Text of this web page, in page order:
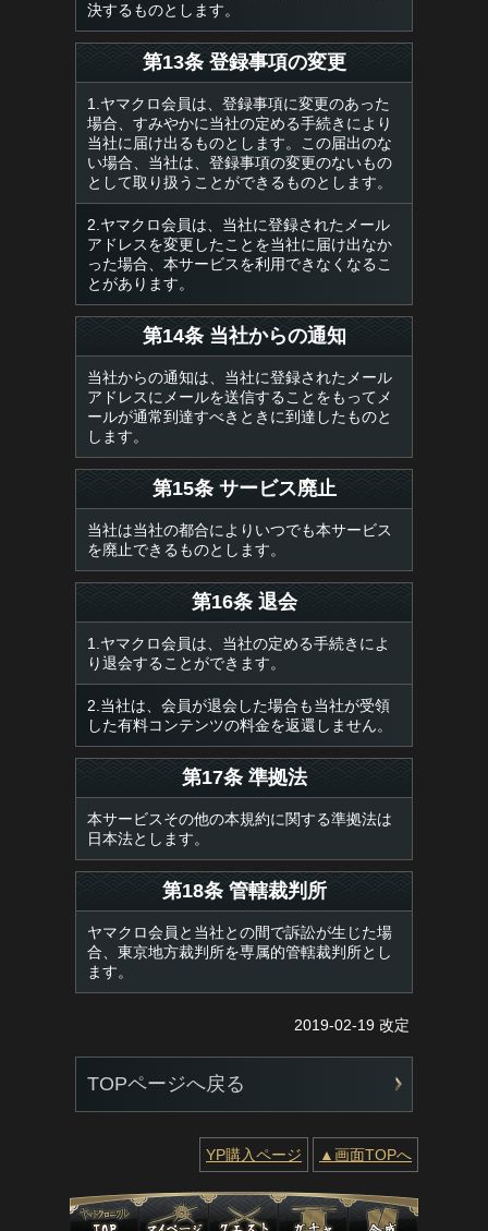
決するものとします。
第13条 登録事項の変更
1.ヤマクロ会員は、登録事項に変更のあった
場合、すみやかに当社の定める手続きにより
当社に届け出るものとします。この届出のな
い場合、当社は、登録事項の変更のないもの
として取り扱うことができるものとします。
2.ヤマクロ会員は、当社に登録されたメール
アドレスを変更したことを当社に届け出なか
った場合、本サービスを利用できなくなるこ
とがあります。
第14条 当社からの通知
当社からの通知は、当社に登録されたメール
アドレスにメールを送信することをもってメ
ールが通常到達すべきときに到達したものと
します。
第15条 サービス廃止
当社は当社の都合によりいつでも本サービス
を廃止できるものとします。
第16条 退会
1.ヤマクロ会員は、当社の定める手続きによ
り退会することができます。
2.当社は、会員が退会した場合も当社が受領
した有料コンテンツの料金を返還しません。
第17条 準拠法
本サービスその他の本規約に関する準拠法は
日本法とします。
第18条 管轄裁判所
ヤマクロ会員と当社との間で訴訟が生じた場
合、東京地方裁判所を専属的管轄裁判所とし
ます。
2019-02-19 改定
TOPページへ戻る
YP購入ページ ▲画面TOPへ